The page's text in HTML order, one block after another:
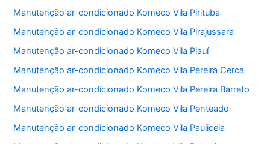
Manutenção ar-condicionado Komeco Vila Pirituba
Manutenção ar-condicionado Komeco Vila Pirajussara
Manutenção ar-condicionado Komeco Vila Piauí
Manutenção ar-condicionado Komeco Vila Pereira Cerca
Manutenção ar-condicionado Komeco Vila Pereira Barreto
Manutenção ar-condicionado Komeco Vila Penteado
Manutenção ar-condicionado Komeco Vila Pauliceia